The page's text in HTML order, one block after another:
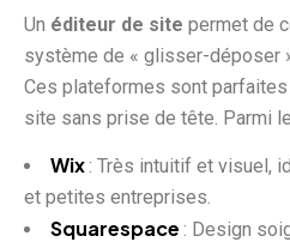
Un éditeur de site permet de
système de « glisser-déposer
Ces plateformes sont parfaites
site sans prise de tête. Parmi
Wix: Très intuitif et visuel,
et petites entreprises.
Squarespace : Design